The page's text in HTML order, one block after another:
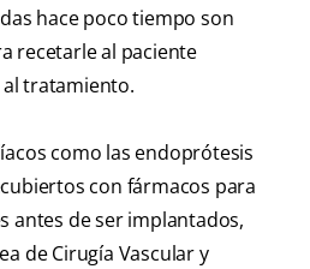
hace poco tiempo son
recetarle al paciente
tratamiento.
como las endoprótesis
con fármacos para
antes de ser implantados,
de Cirugía Vascular y